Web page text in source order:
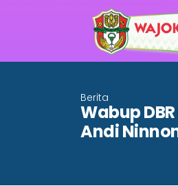
Berita
Wabup
Andi